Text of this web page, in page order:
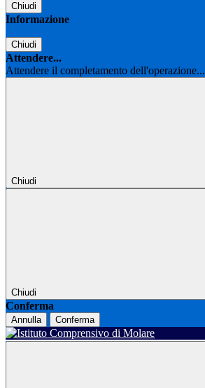
Chiudi
Informazione
Chiudi
Attendere...
Attendere il completamento dell'operazione...
Chiudi
Chiudi
Conferma
Annulla Conferma